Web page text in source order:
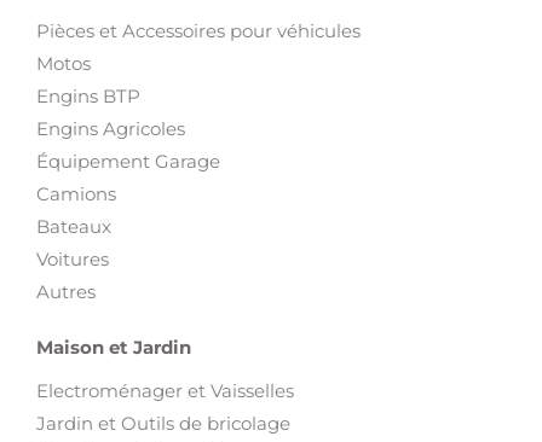
Pièces et Accessoires pour véhicules
Motos
Engins BTP
Engins Agricoles
Équipement Garage
Camions
Bateaux
Voitures
Autres
Maison et Jardin
Electroménager et Vaisselles
Jardin et Outils de bricolage